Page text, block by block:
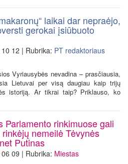
laikai dar nepraėjo,
gerokai įsiūbuoto
12 | Rubrika: PT redaktoriaus
Vyriausybės nevadina – prasčiausia,
Lietuvai per visą daugiau kaip trijų
istoriją. Ar tikrai taip? Priklauso, ko
Parlamento rinkimuose gali
nemeilė Tėvynės
Putinas
09 | Rubrika: Miestas